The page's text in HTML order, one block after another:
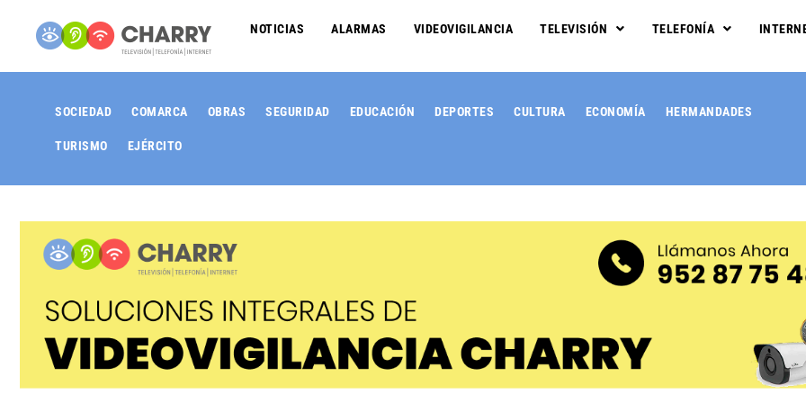
NOTICIAS ALARMAS VIDEOVIGILANCIA TELEVISIÓN TELEFONÍA
SOCIEDAD COMARCA OBRAS SEGURIDAD EDUCACIÓN DEPORTES CULTURA ECONOMÍA HERMANDADES
TURISMO EJÉRCITO